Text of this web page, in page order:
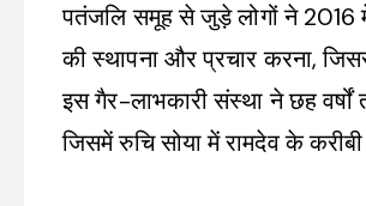
पतंजलि समूह से जुड़े लोगों ने 2016
की स्थापना और प्रचार करना,
इस गैर-लाभकारी संस्था ने छह
जिसमें रुचि सोया में रामदेव के करीबी